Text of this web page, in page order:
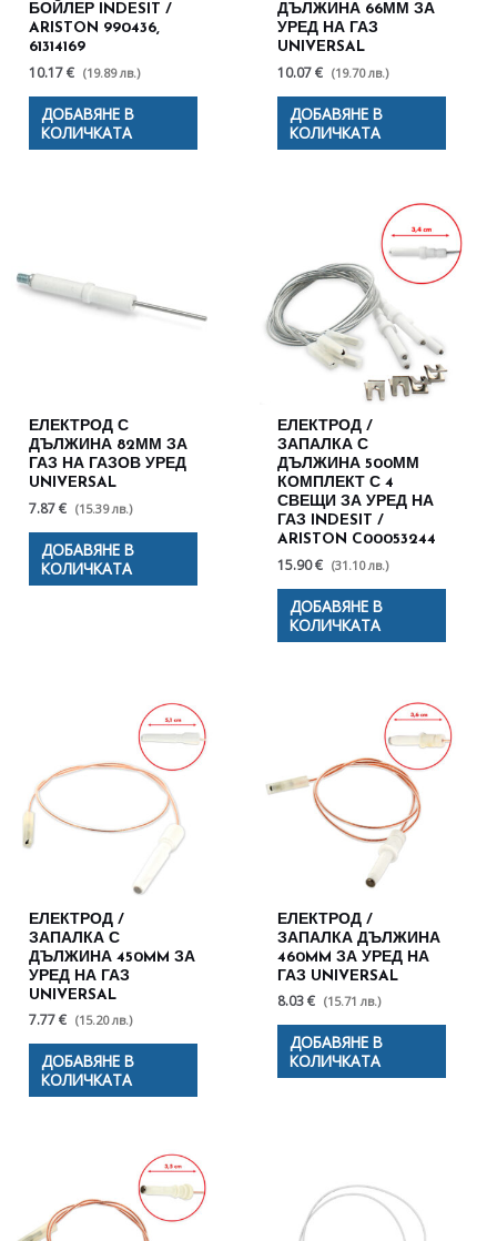
БОЙЛЕР INDESIT /
ARISTON 990436,
61314169
10.17 € (19.89 лв.)
ДОБАВЯНЕ В
КОЛИЧКАТА
ДЪЛЖИНА 66ММ ЗА
УРЕД НА ГАЗ
UNIVERSAL
10.07 € (19.70 лв.)
ДОБАВЯНЕ В
КОЛИЧКАТА
ЕЛЕКТРОД С
ДЪЛЖИНА 82ММ ЗА
ГАЗ НА ГАЗОВ УРЕД
UNIVERSAL
7.87 € (15.39 лв.)
ДОБАВЯНЕ В
КОЛИЧКАТА
ЕЛЕКТРОД /
ЗАПАЛКА С
ДЪЛЖИНА 500ММ
КОМПЛЕКТ С 4
СВЕЩИ ЗА УРЕД НА
ГАЗ INDESIT /
ARISTON C00053244
15.90 € (31.10 лв.)
ДОБАВЯНЕ В
КОЛИЧКАТА
ЕЛЕКТРОД /
ЗАПАЛКА С
ДЪЛЖИНА 450MM ЗА
УРЕД НА ГАЗ
UNIVERSAL
7.77 € (15.20 лв.)
ДОБАВЯНЕ В
КОЛИЧКАТА
ЕЛЕКТРОД /
ЗАПАЛКА ДЪЛЖИНА
460MM ЗА УРЕД НА
ГАЗ UNIVERSAL
8.03 € (15.71 лв.)
ДОБАВЯНЕ В
КОЛИЧКАТА